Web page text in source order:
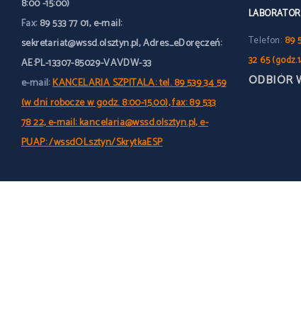
8:00 -15:00)
Fax:89 533 77 01, e-mail:
sekretariat@wssd.olsztyn.pl, Adres_eDoręczeń:
AE:PL-13307-85029-VAVDW-33
e-mail:KANCELARIA SZPITALA: tel. 89 539 34 59
(w dni robocze w godz. 8:00-15.00), fax: 89 533
78 22, e-mail: kancelaria@wssd.olsztyn.pl, e-
PUAP: /wssdOLsztyn/SkrytkaESP
Telefon: 89
32 65
ODBIÓR